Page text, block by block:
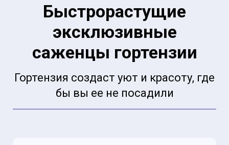
Быстрорастущие
эксклюзивные
саженцы гортензии
Гортензия создаст уют и красоту, где
бы вы ее не посадили